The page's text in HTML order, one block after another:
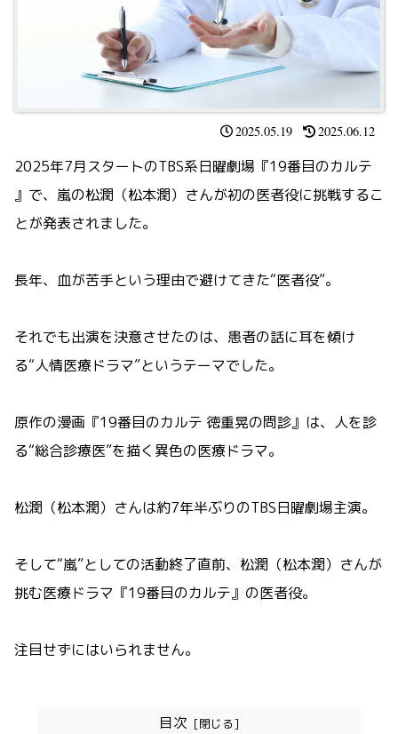
2025.05.19 2025.06.12
2025年7月スタートのTBS系日曜劇場『19番目のカルテ
』で、嵐の松潤（松本潤）さんが初の医者役に挑戦するこ
とが発表されました。
長年、血が苦手という理由で避けてきた“医者役”。
それでも出演を決意させたのは、患者の話に耳を傾け
る“人情医療ドラマ”というテーマでした。
原作の漫画『19番目のカルテ 徳重晃の問診』は、人を診
る“総合診療医”を描く異色の医療ドラマ。
松潤（松本潤）さんは約7年半ぶりのTBS日曜劇場主演。
そして“嵐”としての活動終了直前、松潤（松本潤）さんが
挑む医療ドラマ『19番目のカルテ』の医者役。
注目せずにはいられません。
目次